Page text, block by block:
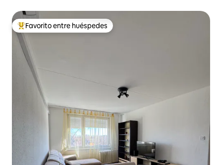
De los mejores en Favorito entre huéspedes
Favorito entre huéspedes